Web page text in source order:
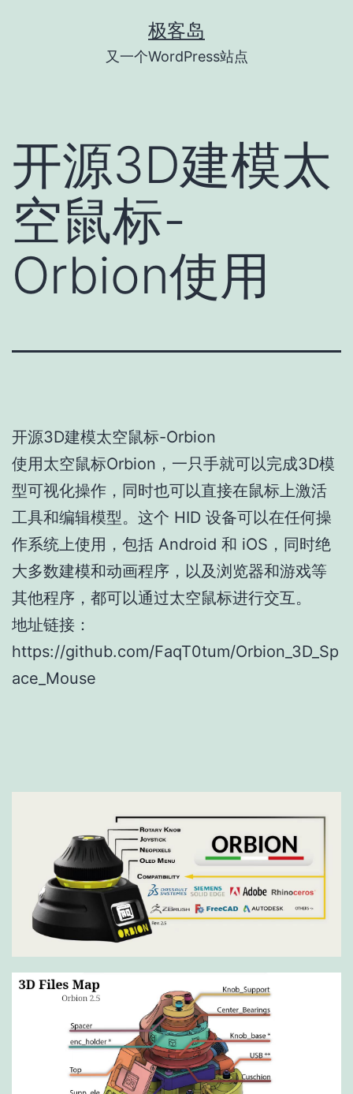
极客岛
又一个WordPress站点
开源3D建模太
空鼠标-
Orbion使用
开源3D建模太空鼠标-Orbion
使用太空鼠标Orbion，一只手就可以完成3D模
型可视化操作，同时也可以直接在鼠标上激活
工具和编辑模型。这个 HID 设备可以在任何操
作系统上使用，包括 Android 和 iOS，同时绝
大多数建模和动画程序，以及浏览器和游戏等
其他程序，都可以通过太空鼠标进行交互。
地址链接：
https://github.com/FaqT0tum/Orbion_3D_Sp
ace_Mouse